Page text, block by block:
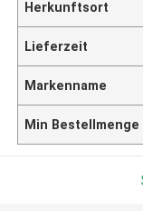
Herkunftsort
Lieferzeit
Markenname
Min Bestellmenge